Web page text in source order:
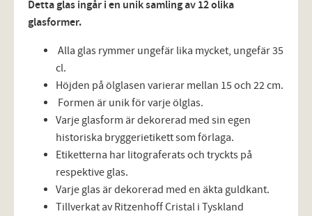
Detta glas ingår i en unik samling av 12 olika
glasformer.
Alla glas rymmer ungefär lika mycket, ungefär 35
cl.
Höjden på ölglasen varierar mellan 15 och 22 cm.
Formen är unik för varje ölglas.
Varje glasform är dekorerad med sin egen
historiska bryggerietikett som förlaga.
Etiketterna har litograferats och tryckts på
respektive glas.
Varje glas är dekorerad med en äkta guldkant.
Tillverkat av Ritzenhoff Cristal i Tyskland